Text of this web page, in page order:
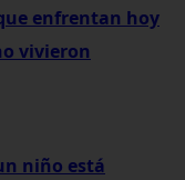
enfrentan hoy
vivieron
niño está